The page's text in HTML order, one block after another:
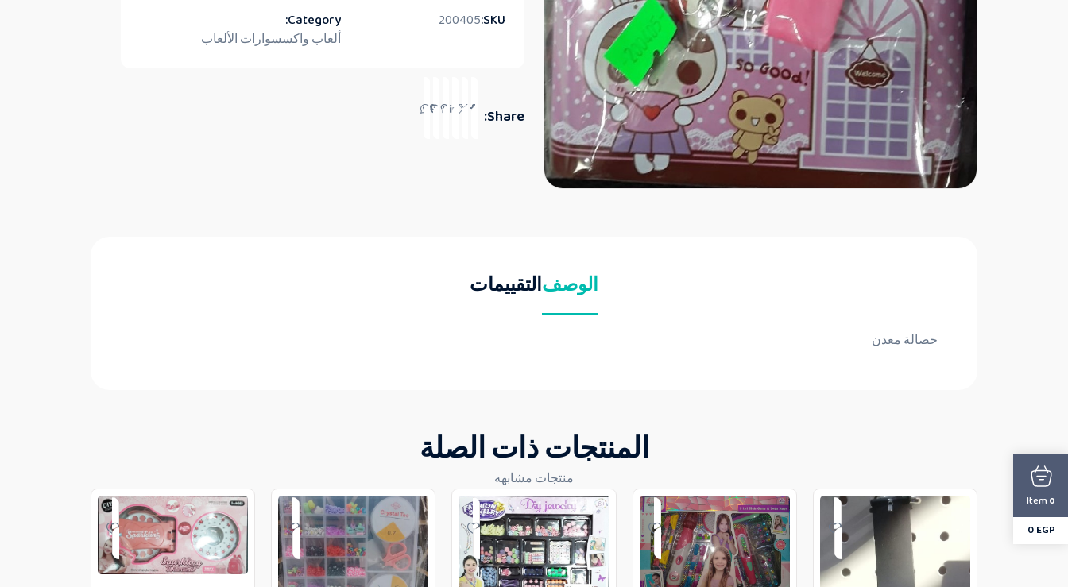
SKU:
200405
Category:
ألعاب واكسسوارات الألعاب
Share:
الوصفالتقييمات
حصالة معدن
المنتجات ذات الصلة
منتجات مشابهه
0
Item
0EGP